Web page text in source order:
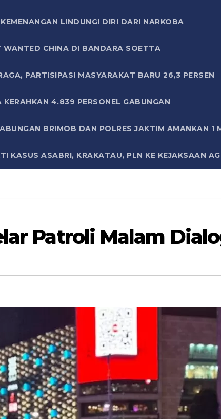
LINDUNGI DIRI DARI NARKOBA
WANTED CHINA DI BANDARA SOETTA
PARTISIPASI MASYARAKAT BARU 26,3 PERSEN
4.839 PERSONEL GABUNGAN
BRIMOB DAN POLRES JAKTIM AMANKAN 1
KASUS ASABRI, KRAKATAU, PLN KE KEJAKSAAN
Patroli Malam